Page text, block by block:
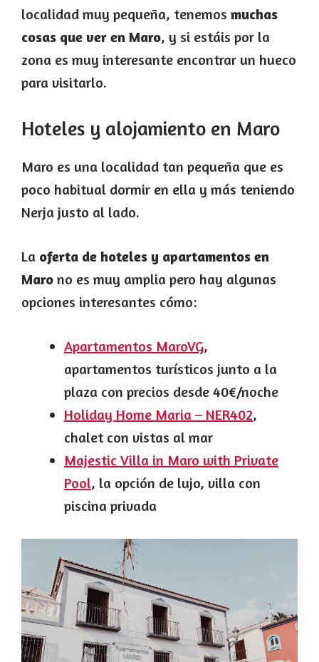
localidad muy pequeña, tenemos muchas
cosas que ver en Maro, y si estáis por la
zona es muy interesante encontrar un hueco
para visitarlo.
Hoteles y alojamiento en Maro
Maro es una localidad tan pequeña que es
poco habitual dormir en ella y más teniendo
Nerja justo al lado.
La oferta de hoteles y apartamentos en
Maro no es muy amplia pero hay algunas
opciones interesantes cómo:
Apartamentos MaroVG,
apartamentos turísticos junto a la
plaza con precios desde 40€/noche
Holiday Home Maria – NER402,
chalet con vistas al mar
Majestic Villa in Maro with Private
Pool, la opción de lujo, villa con
piscina privada